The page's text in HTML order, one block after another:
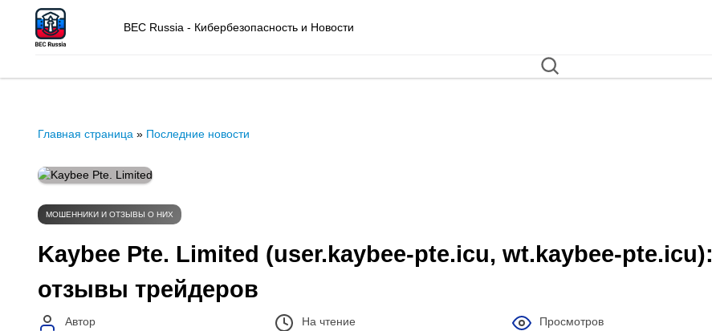
BEC Russia - Кибербезопасность и Новости
Главная страница » Последние новости
МОШЕННИКИ И ОТЗЫВЫ О НИХ
Kaybee Pte. Limited (user.kaybee‑pte.icu, wt.kaybee‑pte.icu):
отзывы трейдеров
Автор
На чтение
Просмотров